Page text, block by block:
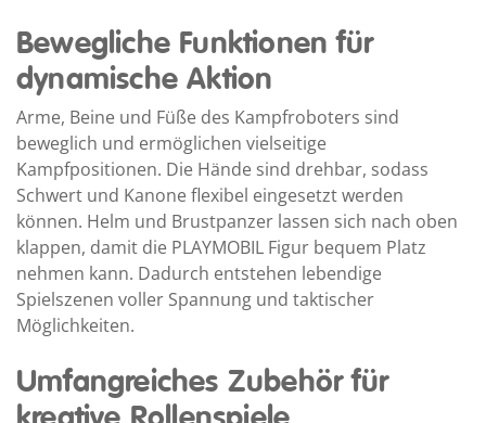
Bewegliche Funktionen für
dynamische Aktion
Arme, Beine und Füße des Kampfroboters sind
beweglich und ermöglichen vielseitige
Kampfpositionen. Die Hände sind drehbar, sodass
Schwert und Kanone flexibel eingesetzt werden
können. Helm und Brustpanzer lassen sich nach oben
klappen, damit die PLAYMOBIL Figur bequem Platz
nehmen kann. Dadurch entstehen lebendige
Spielszenen voller Spannung und taktischer
Möglichkeiten.
Umfangreiches Zubehör für